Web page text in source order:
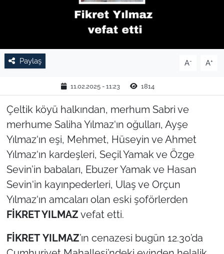
Paylaş A- A+
11.02.2025 - 11:23 1814
Çeltik köyü halkından, merhum Sabri ve
merhume Saliha Yılmaz‘ın oğulları, Ayşe
Yılmaz‘ın eşi, Mehmet, Hüseyin ve Ahmet
Yılmaz‘ın kardeşleri, Seçil Yamak ve Özge
Sevin’in babaları, Ebuzer Yamak ve Hasan
Sevin‘in kayınpederleri, Ulaş ve Orçun
Yılmaz‘ın amcaları olan eski şoförlerden
FİKRET YILMAZ vefat etti.
FİKRET YILMAZ’ın cenazesi bugün 12.30’da
TARIM VE HAYVANCILIK
KÜLTÜR SANAT
YAŞAM
EDİRNE
TEKİRDAĞ
KIRKLARELİ